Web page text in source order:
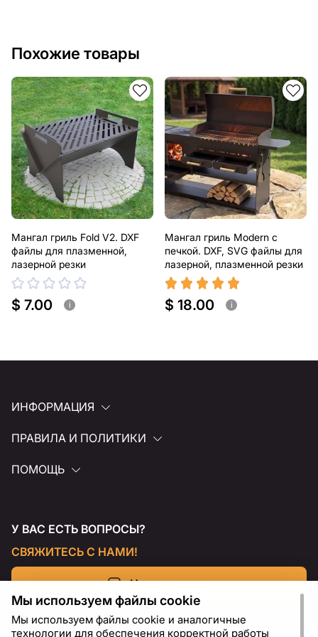
Похожие товары
Мангал гриль Fold V2. DXF
файлы для плазменной,
лазерной резки
$ 7.00 i
Мангал гриль Modern с
печкой. DXF, SVG файлы для
лазерной, плазменной резки
$ 18.00 i
ИНФОРМАЦИЯ
ПРАВИЛА И ПОЛИТИКИ
ПОМОЩЬ
У ВАС ЕСТЬ ВОПРОСЫ?
СВЯЖИТЕСЬ С НАМИ!
Напишите нам
Мы используем файлы cookie
Мы используем файлы cookie и аналогичные
технологии для обеспечения корректной работы